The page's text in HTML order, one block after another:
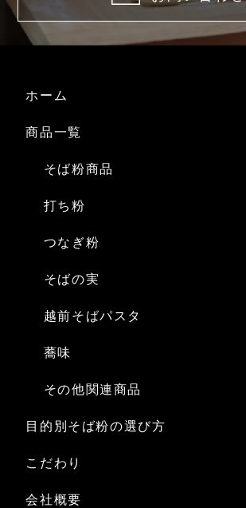
ホーム
商品一覧
そば粉商品
打ち粉
つなぎ粉
そばの実
越前そばパスタ
蕎味
その他関連商品
目的別そば粉の選び方
こだわり
会社概要